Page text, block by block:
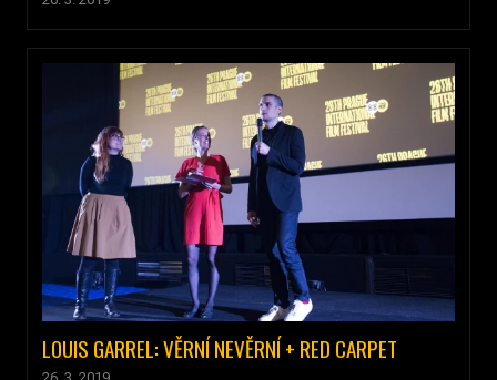
LOUIS GARREL: VĚRNÍ NEVĚRNÍ + RED CARPET